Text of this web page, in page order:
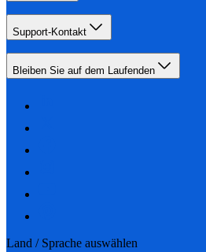
Support-Kontakt
Bleiben Sie auf dem Laufenden
Land / Sprache auswählen